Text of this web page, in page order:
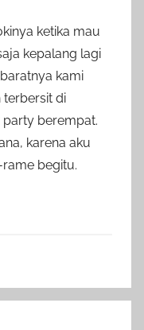
ketika mau
kepalang lagi
kami
terbersit di
berempat.
karena aku
begitu.